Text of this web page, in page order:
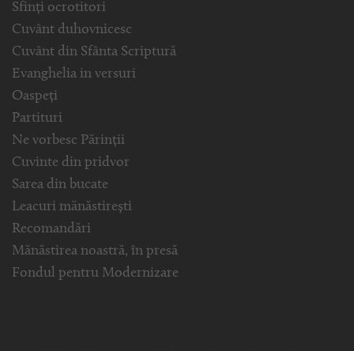
Sfinți ocrotitori
Cuvânt duhovnicesc
Cuvânt din Sfânta Scriptură
Evanghelia in versuri
Oaspeți
Partituri
Ne vorbesc Părinții
Cuvinte din pridvor
Sarea din bucate
Leacuri mănăstirești
Recomandări
Mănăstirea noastră, în presă
Fondul pentru Modernizare